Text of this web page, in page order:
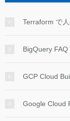
Terraform で
BigQuery
GCP Cloud
Google Cloud